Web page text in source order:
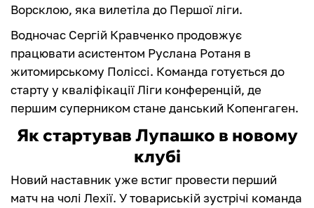
Ворсклою, яка вилетіла до Першої ліги.
Водночас Сергій Кравченко продовжує
працювати асистентом Руслана Ротаня в
житомирському Поліссі. Команда готується до
старту у кваліфікації Ліги конференцій, де
першим суперником стане данський Копенгаген.
Як стартував Лупашко в новому
клубі
Новий наставник уже встиг провести перший
матч на чолі Лехії. У товариській зустрічі команда